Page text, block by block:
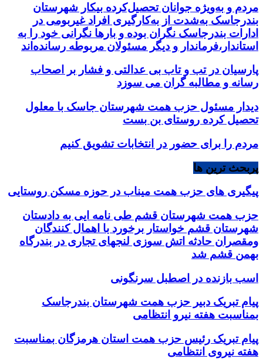
مردم و به‌ویژه جوانان تحصیل‌کرده بیکار شهرستان
بندرجاسک به‌شدت از به‌کارگیری افراد غیربومی در
ادارات بندرجاسک نگران بوده و بارها نگرانی خود را به
استاندار،فرماندار و دیگر مسئولان مربوطه رسانده‌اند
پارسیان در تب و تاب بی عدالتی و فشار بر اصحاب
رسانه و مطالبه گران می سوزد
دیدار مسئول حزب همت شهرستان جاسک با معلول
تحصیل کرده روستای بن بست
مردم را برای حضور در انتخابات تشویق کنیم
پربحث ترین ها
پیگیری های حزب همت میناب در حوزه مسکن روستایی
حزب همت شهرستان قشم طی نامه ایی به دادستان
شهرستان قشم خواستار برخورد با اهمال کنندگان
ومقصران حادثه اتش سوزی لنجهای تجاری در بندرگاه
بهمن قشم شد
اسب بازنده در اصطبل سرنگونی
پیام تبریک دبیر حزب همت شهرستان بندرجاسک
بمناسبت هفته نیرو انتظامی
پیام تبریک رئیس حزب همت استان هرمزگان بمناسبت
هفته نیروی انتظامی